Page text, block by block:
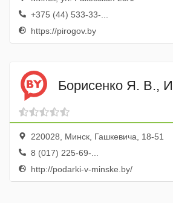
+375 (44) 533-33-...
https://pirogov.by
Борисенко Я. В.,
220028, Минск, Гашкевича, 18-51
8 (017) 225-69-...
http://podarki-v-minske.by/